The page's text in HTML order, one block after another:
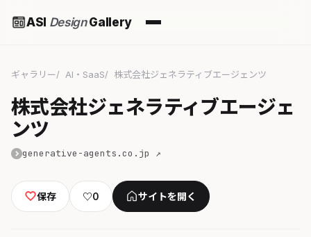
ASI DesignGallery
ギャラリー AI・SaaS 株式会社ジェネラティブエージェンツ
株式会社ジェネラティブエージェ
ンツ
generative-agents.co.jp ↗
保存 ♡0 サイトを開く